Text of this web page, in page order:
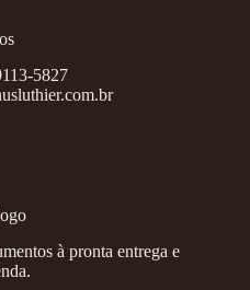
5827
à pronta entrega e